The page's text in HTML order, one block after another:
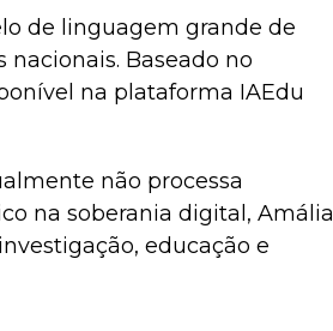
de linguagem grande de
Baseado no
na plataforma IAEdu
não processa
na soberania digital, Amália
educação e